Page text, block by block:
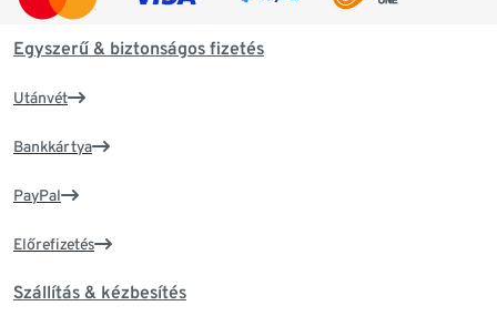
Egyszerű & biztonságos fizetés
Utánvét
Bankkártya
PayPal
Előrefizetés
Szállítás & kézbesítés